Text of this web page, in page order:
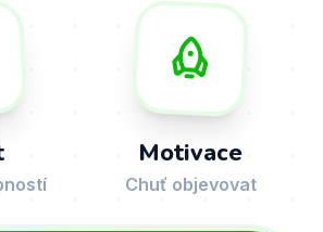
Motivace
Chuť objevovat